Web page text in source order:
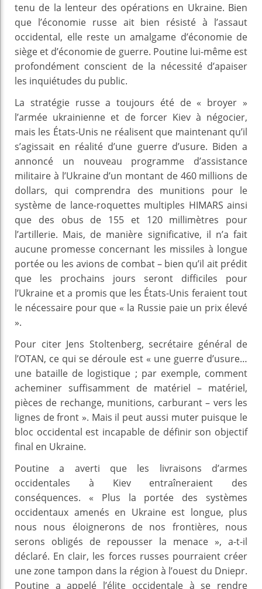
tenu de la lenteur des opérations en Ukraine. Bien
que l’économie russe ait bien résisté à l’assaut
occidental, elle reste un amalgame d’économie de
siège et d’économie de guerre. Poutine lui-même est
profondément conscient de la nécessité d’apaiser
les inquiétudes du public.
La stratégie russe a toujours été de « broyer »
l’armée ukrainienne et de forcer Kiev à négocier,
mais les États-Unis ne réalisent que maintenant qu’il
s’agissait en réalité d’une guerre d’usure. Biden a
annoncé un nouveau programme d’assistance
militaire à l’Ukraine d’un montant de 460 millions de
dollars, qui comprendra des munitions pour le
système de lance-roquettes multiples HIMARS ainsi
que des obus de 155 et 120 millimètres pour
l’artillerie. Mais, de manière significative, il n’a fait
aucune promesse concernant les missiles à longue
portée ou les avions de combat – bien qu’il ait prédit
que les prochains jours seront difficiles pour
l’Ukraine et a promis que les États-Unis feraient tout
le nécessaire pour que « la Russie paie un prix élevé
».
Pour citer Jens Stoltenberg, secrétaire général de
l’OTAN, ce qui se déroule est « une guerre d’usure…
une bataille de logistique ; par exemple, comment
acheminer suffisamment de matériel – matériel,
pièces de rechange, munitions, carburant – vers les
lignes de front ». Mais il peut aussi muter puisque le
bloc occidental est incapable de définir son objectif
final en Ukraine.
Poutine a averti que les livraisons d’armes
occidentales à Kiev entraîneraient des
conséquences. « Plus la portée des systèmes
occidentaux amenés en Ukraine est longue, plus
nous nous éloignerons de nos frontières, nous
serons obligés de repousser la menace », a-t-il
déclaré. En clair, les forces russes pourraient créer
une zone tampon dans la région à l’ouest du Dniepr.
Poutine a appelé l’élite occidentale à se rendre